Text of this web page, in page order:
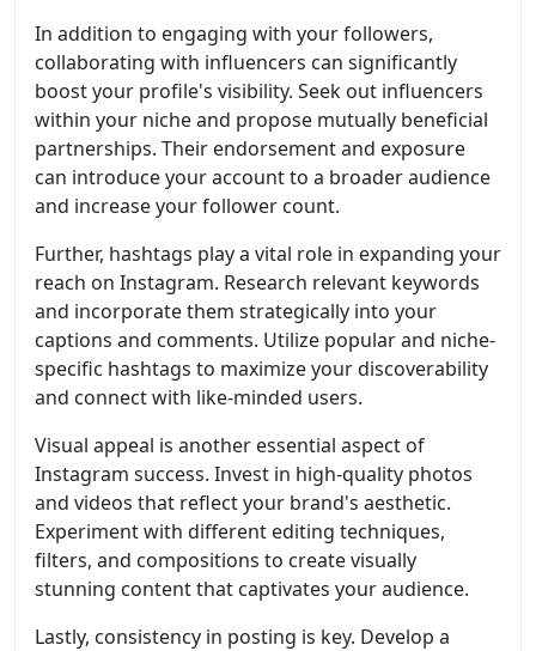
In addition to engaging with your followers,
collaborating with influencers can significantly
boost your profile's visibility. Seek out influencers
within your niche and propose mutually beneficial
partnerships. Their endorsement and exposure
can introduce your account to a broader audience
and increase your follower count.
Further, hashtags play a vital role in expanding your
reach on Instagram. Research relevant keywords
and incorporate them strategically into your
captions and comments. Utilize popular and niche-
specific hashtags to maximize your discoverability
and connect with like-minded users.
Visual appeal is another essential aspect of
Instagram success. Invest in high-quality photos
and videos that reflect your brand's aesthetic.
Experiment with different editing techniques,
filters, and compositions to create visually
stunning content that captivates your audience.
Lastly, consistency in posting is key. Develop a